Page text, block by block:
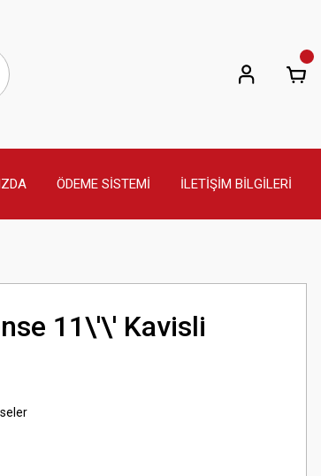
ÖDEME SİSTEMİ İLETİŞİM BİLGİLERİ
11\'\' Kavisli